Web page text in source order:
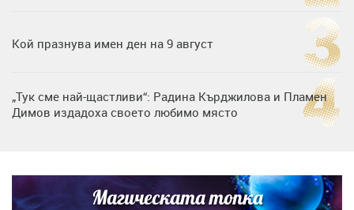
Кой празнува имен ден на 9 август
„Тук сме най-щастливи“: Радина Кърджилова и Пламен
Димов издадоха своето любимо място
Братя Аргирови я изненадаха с песен
Магическата топка